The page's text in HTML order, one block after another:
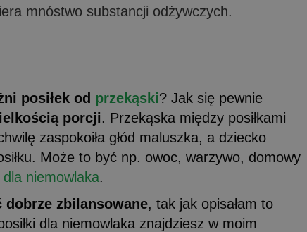
mnóstwo substancji odżywczych.
posiłek od przekąski? Jak się pewnie
porcji. Przekąska między posiłkami
zaspokoiła głód maluszka, a dziecko
Może to być np. owoc, warzywo, domowy
dla niemowlaka.
dobrze zbilansowane, tak jak opisałam to
dla niemowlaka znajdziesz w moim